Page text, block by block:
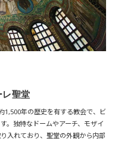
聖堂
1,500年の歴史を有する教会で、ビ
。独特なドームやアーチ、モザイ
入れており、聖堂の外観から内部